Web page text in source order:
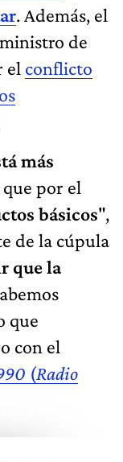
. Además, el
de
el conflicto
más
que por el
básicos",
de la cúpula
que la
que
con el
(Radio